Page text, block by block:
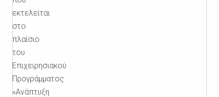
εκτελείται
στο
πλαίσιο
του
Επιχειρησιακού
Προγράμματος
«Ανάπτυξη